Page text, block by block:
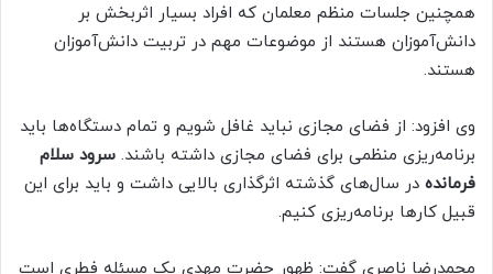
همچنین جلسات منظم معلمان که افراد بسیار اثربخش بر
دانش‌آموزان هستند از موضوعات مهم در تربیت دانش‌آموزان
هستند.
وی افزود: از فضای مجازی نباید غافل شویم و تمام دستگاه‌ها باید
برنامه‌ریزی منظمی برای فضای مجازی داشته باشند. سرود سلام
فرمانده در سال‌های گذشته اثرگذاری بالایی داشت و باید برای این
قبیل کارها برنامه‌ریزی کنیم.
محمدرضا ناصری گفت: ظهور حضرت مهدی یک مسئله فطری است